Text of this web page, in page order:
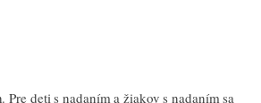
deti s nadaním a žiakov s nadaním sa